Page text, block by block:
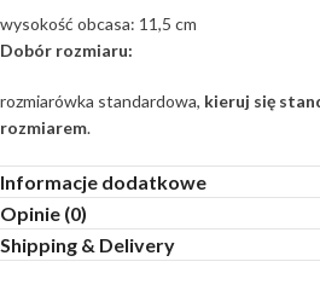
wysokość obcasa: 11,5 cm
Dobór rozmiaru:
rozmiarówka standardowa, kieruj się
rozmiarem.
Informacje dodatkowe
Opinie (0)
Shipping & Delivery